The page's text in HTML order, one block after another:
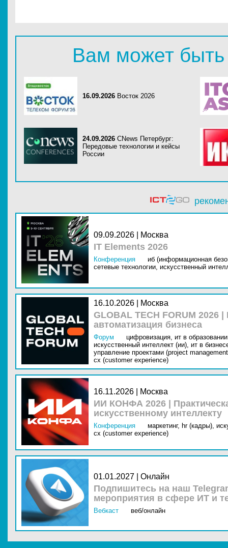
Вам может быть
16.09.2026 Восток 2026
24.09.2026 CNews Петербург:
Передовые технологии и кейсы
России
09.09.2026 | Москва
IT Elements 2026
Конференция
иб (информационная
сетевые технологии, искусственный
16.10.2026 | Москва
GLOBAL TECH FORUM
автоматизация бизнеса
Форум цифровизация, ит в
искусственный интеллект (ии), ит в
управление проектами (project
cx (customer experience)
16.11.2026 | Москва
ИИ КОНФА 2026 |
искусственному интеллекту
Конференция маркетинг, hr (кадры),
cx (customer experience)
01.01.2027 | Онлайн
Подпишитесь на наш
мероприятия в сфере ИТ и
Вебкаст веб/онлайн